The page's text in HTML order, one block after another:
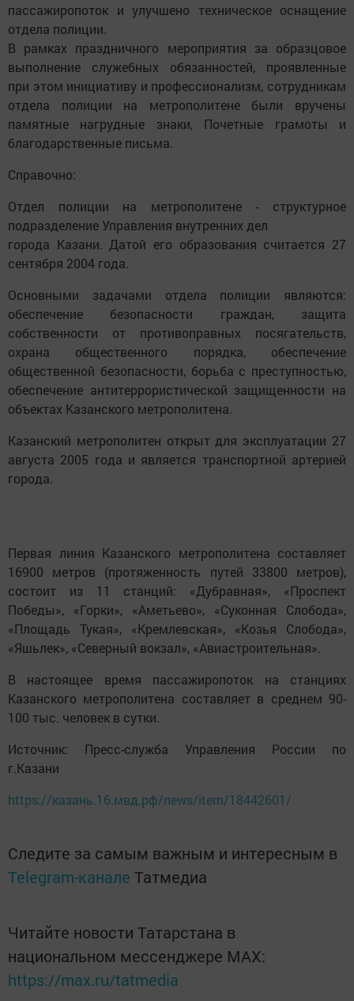
пассажиропоток и улучшено техническое оснащение
отдела полиции.
В рамках праздничного мероприятия за образцовое
выполнение служебных обязанностей, проявленные
при этом инициативу и профессионализм, сотрудникам
отдела полиции на метрополитене были вручены
памятные нагрудные знаки, Почетные грамоты и
благодарственные письма.
Справочно:
Отдел полиции на метрополитене - структурное
подразделение Управления внутренних дел
города Казани. Датой его образования считается 27
сентября 2004 года.
Основными задачами отдела полиции являются:
обеспечение безопасности граждан, защита
собственности от противоправных посягательств,
охрана общественного порядка, обеспечение
общественной безопасности, борьба с преступностью,
обеспечение антитеррористической защищенности на
объектах Казанского метрополитена.
Казанский метрополитен открыт для эксплуатации 27
августа 2005 года и является транспортной артерией
города.
Первая линия Казанского метрополитена составляет
16900 метров (протяженность путей 33800 метров),
состоит из 11 станций: «Дубравная», «Проспект
Победы», «Горки», «Аметьево», «Суконная Слобода»,
«Площадь Тукая», «Кремлевская», «Козья Слобода»,
«Яшьлек», «Северный вокзал», «Авиастроительная».
В настоящее время пассажиропоток на станциях
Казанского метрополитена составляет в среднем 90-
100 тыс. человек в сутки.
Источник: Пресс-служба Управления России по
г.Казани
https://казань.16.мвд.рф/news/item/18442601/
Следите за самым важным и интересным в
Telegram-канале Татмедиа
Читайте новости Татарстана в
национальном мессенджере MАХ:
https://max.ru/tatmedia